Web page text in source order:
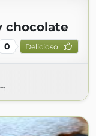
chocolate
0 Delicioso